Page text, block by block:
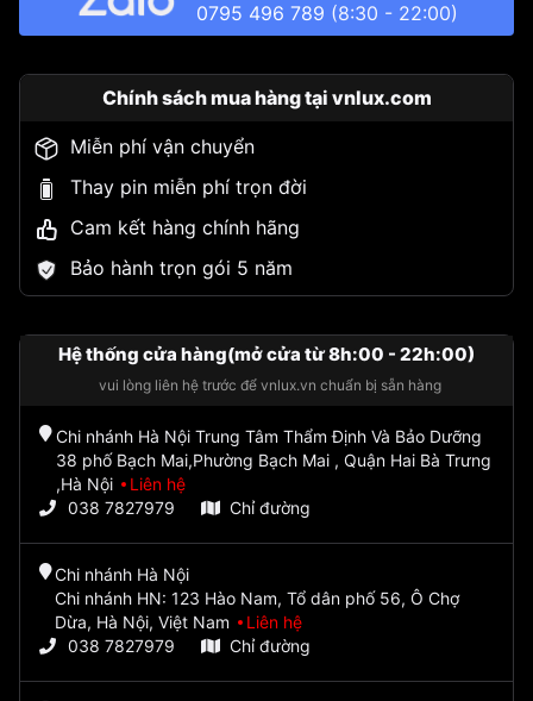
0795 496 789 (8:30 - 22:00)
Chính sách mua hàng tại vnlux.com
Miễn phí vận chuyển
Thay pin miễn phí trọn đời
Cam kết hàng chính hãng
Bảo hành trọn gói 5 năm
Hệ thống cửa hàng(mở cửa từ 8h:00 - 22h:00)
vui lòng liên hệ trước để vnlux.vn chuẩn bị sẵn hàng
Chi nhánh Hà Nội Trung Tâm Thẩm Định Và Bảo Dưỡng
38 phố Bạch Mai,Phường Bạch Mai , Quận Hai Bà Trưng
,Hà Nội
Liên hệ
038 7827979
Chỉ đường
Chi nhánh Hà Nội
Chi nhánh HN: 123 Hào Nam, Tổ dân phố 56, Ô Chợ
Dừa, Hà Nội, Việt Nam
Liên hệ
038 7827979
Chỉ đường